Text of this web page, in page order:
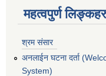
महत्वपुर्ण
श्रम संसार
अनलाईन घटना दर्ता
System)